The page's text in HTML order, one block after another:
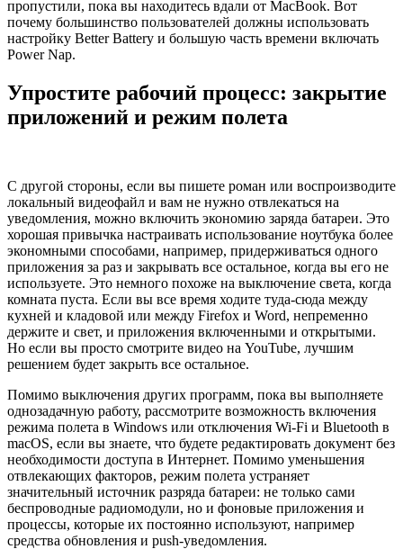
пропустили, пока вы находитесь вдали от MacBook. Вот
почему большинство пользователей должны использовать
настройку Better Battery и большую часть времени включать
Power Nap.
Упростите рабочий процесс: закрытие
приложений и режим полета
С другой стороны, если вы пишете роман или воспроизводите
локальный видеофайл и вам не нужно отвлекаться на
уведомления, можно включить экономию заряда батареи. Это
хорошая привычка настраивать использование ноутбука более
экономными способами, например, придерживаться одного
приложения за раз и закрывать все остальное, когда вы его не
используете. Это немного похоже на выключение света, когда
комната пуста. Если вы все время ходите туда-сюда между
кухней и кладовой или между Firefox и Word, непременно
держите и свет, и приложения включенными и открытыми.
Но если вы просто смотрите видео на YouTube, лучшим
решением будет закрыть все остальное.
Помимо выключения других программ, пока вы выполняете
однозадачную работу, рассмотрите возможность включения
режима полета в Windows или отключения Wi-Fi и Bluetooth в
macOS, если вы знаете, что будете редактировать документ без
необходимости доступа в Интернет. Помимо уменьшения
отвлекающих факторов, режим полета устраняет
значительный источник разряда батареи: не только сами
беспроводные радиомодули, но и фоновые приложения и
процессы, которые их постоянно используют, например
средства обновления и push-уведомления.